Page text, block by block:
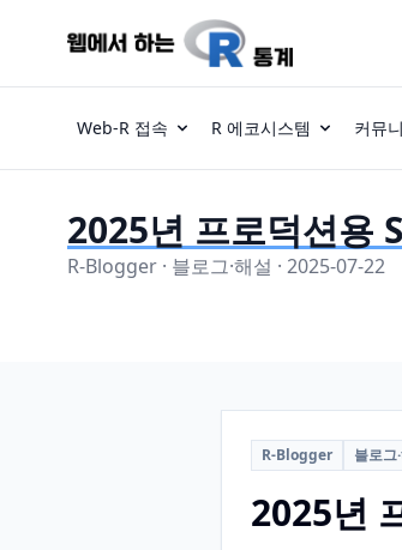
Web-R 접속 R 에코시스템 커뮤
2025년 프로덕션용
R-Blogger · 블로그·해설 · 2025-07-22
R-Blogger 블로그
2025년